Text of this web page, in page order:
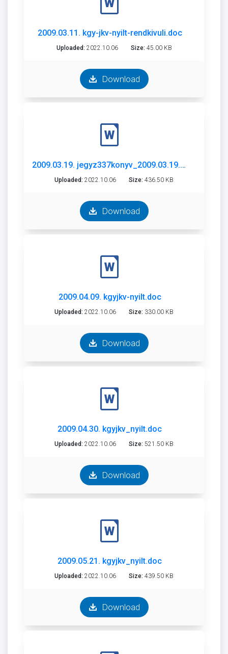
2009.03.11. kgy-jkv-nyilt-rendkivuli.doc
Uploaded: 2022.10.06 Size: 45.00 KB
Download
2009.03.19. jegyz337konyv_2009.03.19.nyilt.doc
Uploaded: 2022.10.06 Size: 436.50 KB
Download
2009.04.09. kgyjkv-nyilt.doc
Uploaded: 2022.10.06 Size: 330.00 KB
Download
2009.04.30. kgyjkv_nyilt.doc
Uploaded: 2022.10.06 Size: 521.50 KB
Download
2009.05.21. kgyjkv_nyilt.doc
Uploaded: 2022.10.06 Size: 439.50 KB
Download